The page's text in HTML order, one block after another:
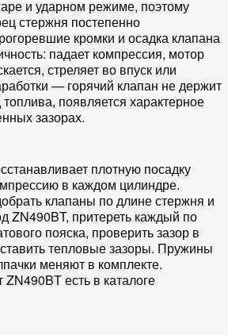
и ударном режиме, поэтому
стержня постепенно
кромки и осадка клапана
падает компрессия, мотор
стреляет во впуск или
— горячий клапан не держит
топлива, появляется характерное
зазорах.
плотную посадку
в каждом цилиндре.
клапаны по длине стержня и
ZN490BT, притереть каждый по
пояска, проверить зазор в
тепловые зазоры. Пружины
меняют в комплекте.
есть в каталоге